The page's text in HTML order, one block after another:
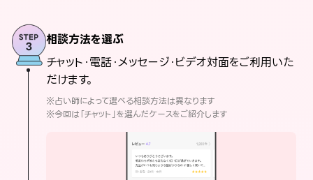
相談方法を選ぶ
チャット・電話・メッセージ・ビデオ対面をご利用いた
だけます。
※占い師によって選べる相談方法は異なります
※今回は「チャット」を選んだケースをご紹介します